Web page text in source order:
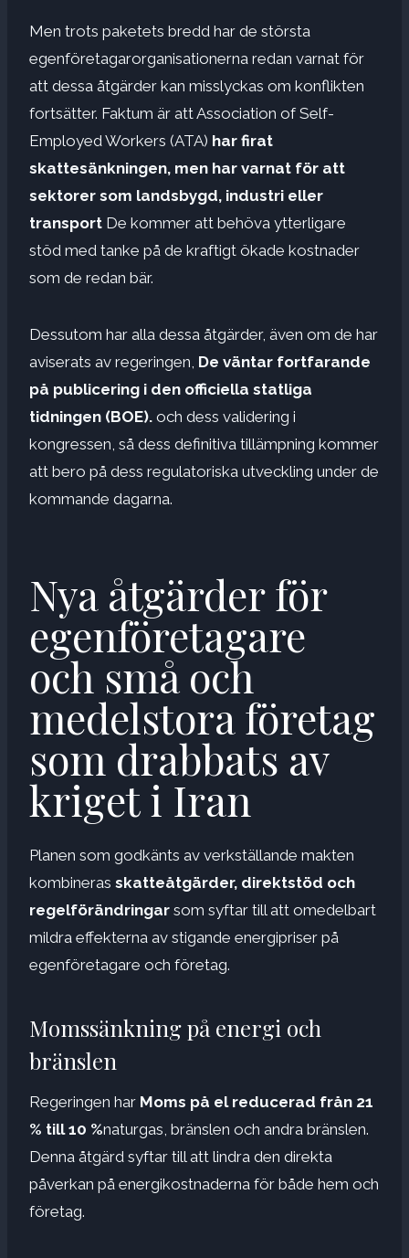
Men trots paketets bredd har de största
egenföretagarorganisationerna redan varnat för
att dessa åtgärder kan misslyckas om konflikten
fortsätter. Faktum är att Association of Self-
Employed Workers (ATA) har firat
skattesänkningen, men har varnat för att
sektorer som landsbygd, industri eller
transport De kommer att behöva ytterligare
stöd med tanke på de kraftigt ökade kostnader
som de redan bär.
Dessutom har alla dessa åtgärder, även om de har
aviserats av regeringen, De väntar fortfarande
på publicering i den officiella statliga
tidningen (BOE). och dess validering i
kongressen, så dess definitiva tillämpning kommer
att bero på dess regulatoriska utveckling under de
kommande dagarna.
Nya åtgärder för
egenföretagare
och små och
medelstora företag
som drabbats av
kriget i Iran
Planen som godkänts av verkställande makten
kombineras skatteåtgärder, direktstöd och
regelförändringar som syftar till att omedelbart
mildra effekterna av stigande energipriser på
egenföretagare och företag.
Momssänkning på energi och
bränslen
Regeringen har Moms på el reducerad från 21
% till 10 %naturgas, bränslen och andra bränslen.
Denna åtgärd syftar till att lindra den direkta
påverkan på energikostnaderna för både hem och
företag.